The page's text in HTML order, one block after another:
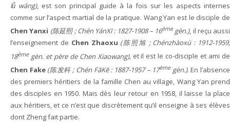
lǚ wáng), est son principal guide à la fois sur les aspects internes
comme sur l’aspect martial de la pratique. Wang Yan est le disciple de
Chen Yanxi (陈延熙 ; Chén YánXī : 1827-1908 – 16èmegèn.), il reçu aussi
l’enseignement de Chen Zhaoxu (陈照旭 ; Chénzhàoxù : 1912-1959,
18èmegèn. et père de Chen Xiaowang), et il est le co-disciple et ami de
Chen Fake (陈发科 ; Chén FāKē : 1887-1957 – 17èmegèn.). En l’absence
des premiers héritiers de la famille Chen au village, Wang Yan prend
des disciples en 1950. Mais dès leur retour en 1958, il laisse la place
aux héritiers, et ce n’est que discrètement qu’il enseigne à ses élèves
dont Zheng fait partie.